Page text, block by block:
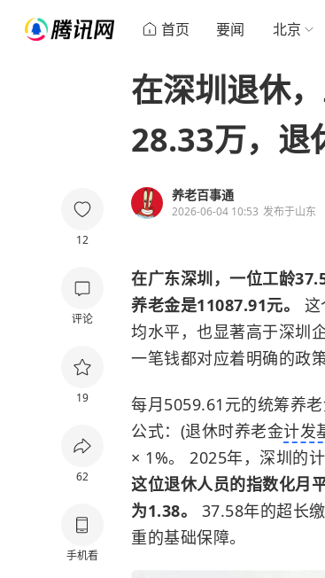
首页 要闻 北京
12
评论
19
62
手机看
在深圳退休
28.33万，退
养老百事通
2026-06-04 10:53 发布于山东
在广东深圳，一位工龄
养老金是11087.91元。 这
均水平，也显著高于深圳
一笔钱都对应着明确的政
每月5059.61元的统筹养
公式：(退休时养老金计发
× 1%。 2025年，深圳的
这位退休人员的指数化月
为1.38。 37.58年的超长
重的基础保障。